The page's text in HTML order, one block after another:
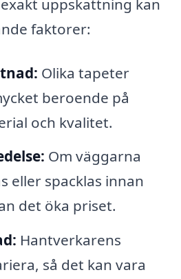
uppskattning kan
faktorer:
Olika tapeter
beroende på
och kvalitet.
Om väggarna
eller spacklas innan
det öka priset.
Hantverkarens
så det kan vara